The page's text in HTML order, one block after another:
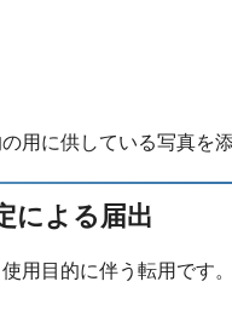
用に供している写真を
による届出
用目的に伴う転用です。